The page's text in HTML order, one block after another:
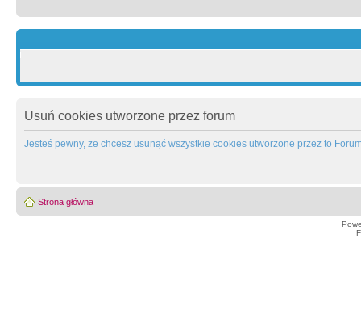
Usuń cookies utworzone przez forum
Jesteś pewny, że chcesz usunąć wszystkie cookies utworzone przez to
Strona główna